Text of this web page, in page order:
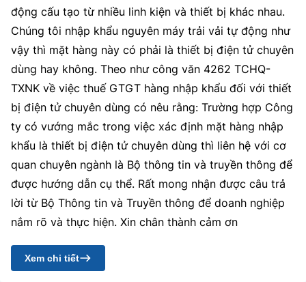
động cấu tạo từ nhiều linh kiện và thiết bị khác nhau.
Chúng tôi nhập khẩu nguyên máy trải vải tự động như
vậy thì mặt hàng này có phải là thiết bị điện tử chuyên
dùng hay không. Theo như công văn 4262 TCHQ-
TXNK về việc thuế GTGT hàng nhập khẩu đối với thiết
bị điện tử chuyên dùng có nêu rằng: Trường hợp Công
ty có vướng mắc trong việc xác định mặt hàng nhập
khẩu là thiết bị điện tử chuyên dùng thì liên hệ với cơ
quan chuyên ngành là Bộ thông tin và truyền thông để
được hướng dẫn cụ thể. Rất mong nhận được câu trả
lời từ Bộ Thông tin và Truyền thông để doanh nghiệp
nắm rõ và thực hiện. Xin chân thành cảm ơn
Xem chi tiết